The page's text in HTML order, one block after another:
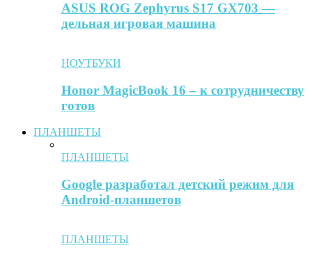
ASUS ROG Zephyrus S17 GX703 —
дельная игровая машина
НОУТБУКИ
Honor MagicBook 16 – к сотрудничеству
готов
ПЛАНШЕТЫ
ПЛАНШЕТЫ
Google разработал детский режим для
Android-планшетов
ПЛАНШЕТЫ